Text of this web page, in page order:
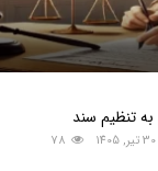
به تنظیم سند